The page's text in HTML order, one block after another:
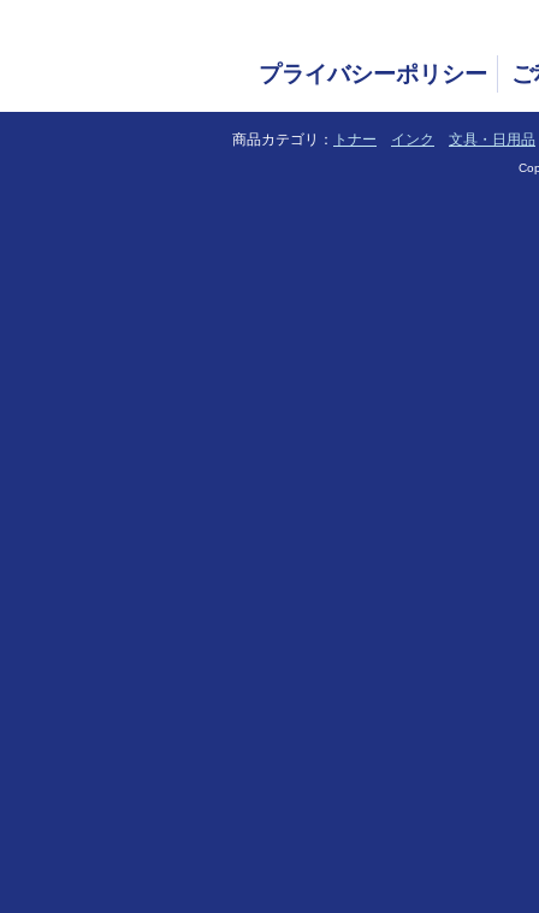
プライバシーポリシー
商品カテゴリ： トナー インク 文具・日用品